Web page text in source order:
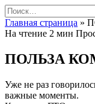
Перейти
к
содержанию
Search
for:
Главная страница »
На чтение 2 мин
ПОЛЬЗА
Уже не раз
важные моменты.